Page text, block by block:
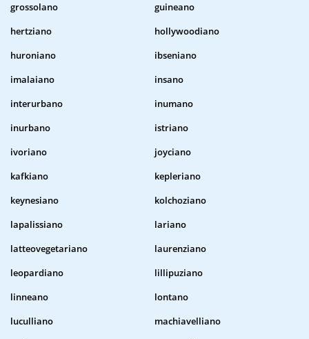
grossolano
guineano
hertziano
hollywoodiano
huroniano
ibseniano
imalaiano
insano
interurbano
inumano
inurbano
istriano
ivoriano
joyciano
kafkiano
kepleriano
keynesiano
kolchoziano
lapalissiano
lariano
latteovegetariano
laurenziano
leopardiano
lillipuziano
linneano
lontano
luculliano
machiavelliano